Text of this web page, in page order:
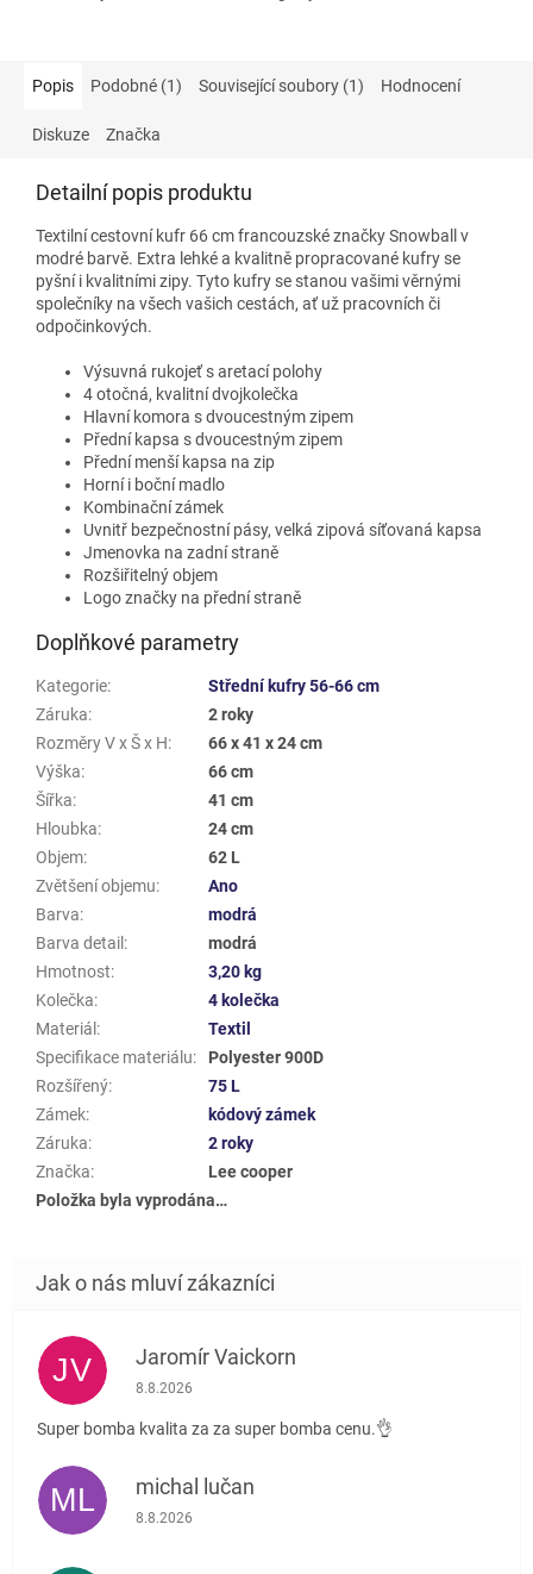
Popis Podobné (1) Související soubory (1) Hodnocení
Diskuze Značka
Detailní popis produktu
Textilní cestovní kufr 66 cm francouzské značky Snowball v
modré barvě. Extra lehké a kvalitně propracované kufry se
pyšní i kvalitními zipy. Tyto kufry se stanou vašimi věrnými
společníky na všech vašich cestách, ať už pracovních či
odpočinkových.
Výsuvná rukojeť s aretací polohy
4 otočná, kvalitní dvojkolečka
Hlavní komora s dvoucestným zipem
Přední kapsa s dvoucestným zipem
Přední menší kapsa na zip
Horní i boční madlo
Kombinační zámek
Uvnitř bezpečnostní pásy, velká zipová síťovaná kapsa
Jmenovka na zadní straně
Rozšiřitelný objem
Logo značky na přední straně
Doplňkové parametry
Kategorie:
Střední kufry 56-66 cm
Záruka:
2 roky
Rozměry V x Š x H:
66 x 41 x 24 cm
Výška:
66 cm
Šířka:
41 cm
Hloubka:
24 cm
Objem:
62 L
Zvětšení objemu:
Ano
Barva:
modrá
Barva detail :
modrá
Hmotnost:
3,20 kg
Kolečka:
4 kolečka
Materiál :
Textil
Specifikace materiálu:
Polyester 900D
Rozšířený:
75 L
Zámek:
kódový zámek
Záruka:
2 roky
Značka:
Lee cooper
Položka byla vyprodána…
JV Jaromír Vaickorn
Hodnocení obchodu je 5 z 5 hvězdiček.
8.8.2026
Super bomba kvalita za za super bomba cenu.👌
ML michal lučan
Hodnocení obchodu je 5 z 5 hvězdiček.
8.8.2026